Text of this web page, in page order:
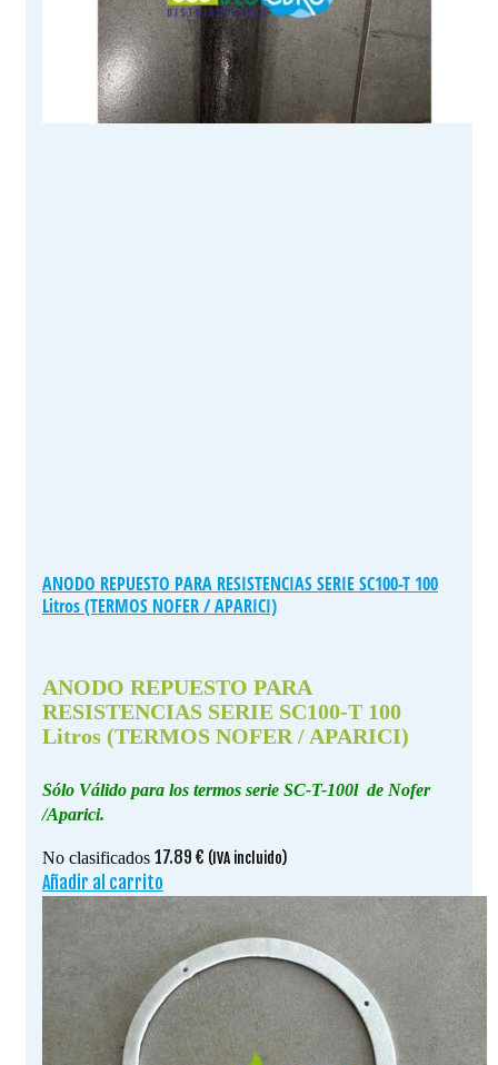
ANODO REPUESTO PARA RESISTENCIAS SERIE SC100-T 100
Litros (TERMOS NOFER / APARICI)
ANODO REPUESTO PARA
RESISTENCIAS SERIE SC100-T 100
Litros (TERMOS NOFER / APARICI)
Sólo Válido para los termos serie SC-T-100l de Nofer
/Aparici.
No clasificados 17.89 € (IVA incluido)
Añadir al carrito